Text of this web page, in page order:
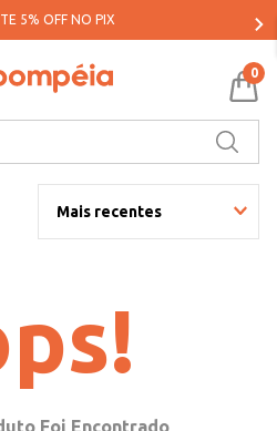
5% OFF NO PIX
0
Mais recentes